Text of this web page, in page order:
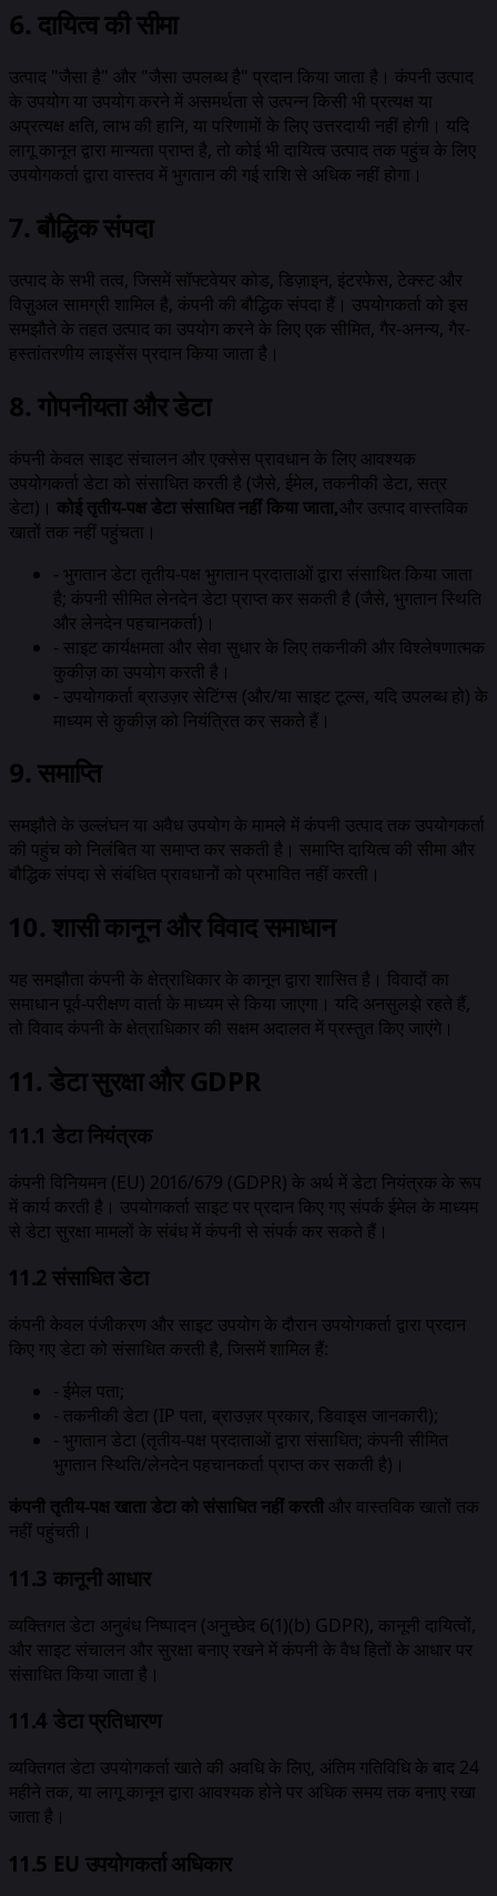
6. दायित्व की सीमा
उत्पाद "जैसा है" और "जैसा उपलब्ध है" प्रदान किया जाता है। कंपनी उत्पाद
के उपयोग या उपयोग करने में असमर्थता से उत्पन्न किसी भी प्रत्यक्ष या
अप्रत्यक्ष क्षति, लाभ की हानि, या परिणामों के लिए उत्तरदायी नहीं होगी। यदि
लागू कानून द्वारा मान्यता प्राप्त है, तो कोई भी दायित्व उत्पाद तक पहुंच के लिए
उपयोगकर्ता द्वारा वास्तव में भुगतान की गई राशि से अधिक नहीं होगा।
7. बौद्धिक संपदा
उत्पाद के सभी तत्व, जिसमें सॉफ्टवेयर कोड, डिज़ाइन, इंटरफेस, टेक्स्ट और
विज़ुअल सामग्री शामिल है, कंपनी की बौद्धिक संपदा हैं। उपयोगकर्ता को इस
समझौते के तहत उत्पाद का उपयोग करने के लिए एक सीमित, गैर-अनन्य, गैर-
हस्तांतरणीय लाइसेंस प्रदान किया जाता है।
8. गोपनीयता और डेटा
कंपनी केवल साइट संचालन और एक्सेस प्रावधान के लिए आवश्यक
उपयोगकर्ता डेटा को संसाधित करती है (जैसे, ईमेल, तकनीकी डेटा, सत्र
डेटा)। कोई तृतीय-पक्ष डेटा संसाधित नहीं किया जाता,और उत्पाद वास्तविक
खातों तक नहीं पहुंचता।
- भुगतान डेटा तृतीय-पक्ष भुगतान प्रदाताओं द्वारा संसाधित किया जाता
है; कंपनी सीमित लेनदेन डेटा प्राप्त कर सकती है (जैसे, भुगतान स्थिति
और लेनदेन पहचानकर्ता)।
- साइट कार्यक्षमता और सेवा सुधार के लिए तकनीकी और विश्लेषणात्मक
कुकीज़ का उपयोग करती है।
- उपयोगकर्ता ब्राउज़र सेटिंग्स (और/या साइट टूल्स, यदि उपलब्ध हो) के
माध्यम से कुकीज़ को नियंत्रित कर सकते हैं।
9. समाप्ति
समझौते के उल्लंघन या अवैध उपयोग के मामले में कंपनी उत्पाद तक उपयोगकर्ता
की पहुंच को निलंबित या समाप्त कर सकती है। समाप्ति दायित्व की सीमा और
बौद्धिक संपदा से संबंधित प्रावधानों को प्रभावित नहीं करती।
10. शासी कानून और विवाद समाधान
यह समझौता कंपनी के क्षेत्राधिकार के कानून द्वारा शासित है। विवादों का
समाधान पूर्व-परीक्षण वार्ता के माध्यम से किया जाएगा। यदि अनसुलझे रहते हैं,
तो विवाद कंपनी के क्षेत्राधिकार की सक्षम अदालत में प्रस्तुत किए जाएंगे।
11. डेटा सुरक्षा और GDPR
11.1 डेटा नियंत्रक
कंपनी विनियमन (EU) 2016/679 (GDPR) के अर्थ में डेटा नियंत्रक के रूप
में कार्य करती है। उपयोगकर्ता साइट पर प्रदान किए गए संपर्क ईमेल के माध्यम
से डेटा सुरक्षा मामलों के संबंध में कंपनी से संपर्क कर सकते हैं।
11.2 संसाधित डेटा
कंपनी केवल पंजीकरण और साइट उपयोग के दौरान उपयोगकर्ता द्वारा प्रदान
किए गए डेटा को संसाधित करती है, जिसमें शामिल हैं:
- ईमेल पता;
- तकनीकी डेटा (IP पता, ब्राउज़र प्रकार, डिवाइस जानकारी);
- भुगतान डेटा (तृतीय-पक्ष प्रदाताओं द्वारा संसाधित; कंपनी सीमित
भुगतान स्थिति/लेनदेन पहचानकर्ता प्राप्त कर सकती है)।
कंपनी तृतीय-पक्ष खाता डेटा को संसाधित नहीं करतीऔर वास्तविक खातों तक
नहीं पहुंचती।
11.3 कानूनी आधार
व्यक्तिगत डेटा अनुबंध निष्पादन (अनुच्छेद 6(1)(b) GDPR), कानूनी दायित्वों,
और साइट संचालन और सुरक्षा बनाए रखने में कंपनी के वैध हितों के आधार पर
संसाधित किया जाता है।
11.4 डेटा प्रतिधारण
व्यक्तिगत डेटा उपयोगकर्ता खाते की अवधि के लिए, अंतिम गतिविधि के बाद 24
महीने तक, या लागू कानून द्वारा आवश्यक होने पर अधिक समय तक बनाए रखा
जाता है।
11.5 EU उपयोगकर्ता अधिकार